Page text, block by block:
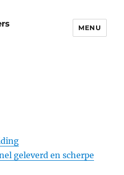
MENU
geleverd en scherpe